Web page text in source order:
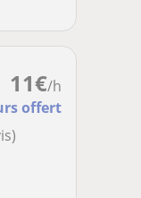
11€/h
offert